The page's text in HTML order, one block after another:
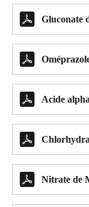
 Gluconate

 Acide

 Nitrate de